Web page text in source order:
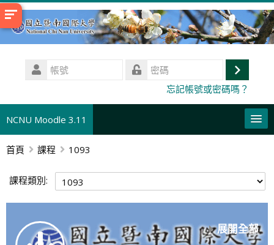
跳
至
號
登
忘記帳號或密碼嗎？
NCNU Moodle 3.11
正體中文 ‎(zh_tw)‎
搜
送
出
首頁 課程 1093
課程類別:
展開全部